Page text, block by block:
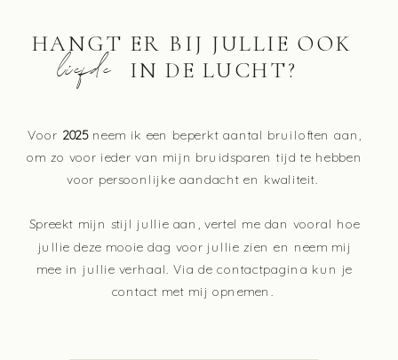
HANGT ER BIJ JULLIE OOK
IN DE LUCHT?
Voor 2025neem ik een beperkt aantal bruiloften aan,
om zo voor ieder van mijn bruidsparen tijd te hebben
voor persoonlijke aandacht en kwaliteit.
Spreekt mijn stijl jullie aan, vertel me dan vooral hoe
jullie deze mooie dag voor jullie zien en neem mij
mee in jullie verhaal. Via de contactpagina kun je
contact met mij opnemen.
liefde